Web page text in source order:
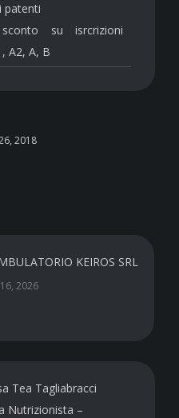
patenti
su isrcrizioni
A2, A, B
2018
KEIROS SRL
2026
Tea Tagliabracci
Nutrizionista –